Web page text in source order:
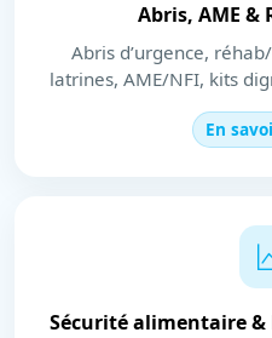
Abris, AME
Abris d’urgence,
latrines, AME/NFI, kits
En
Sécurité alimentaire &